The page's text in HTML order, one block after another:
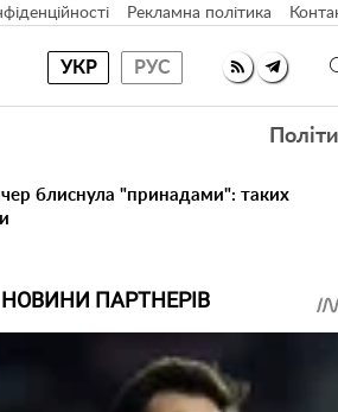
Рекламна політика
УКР РУС
блиснула "принадами": таких
НОВИНИ ПАРТНЕРІВ